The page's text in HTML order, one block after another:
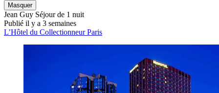
Masquer
Jean Guy Séjour de 1 nuit
Publié il y a 3 semaines
L’Hôtel du Collectionneur Paris